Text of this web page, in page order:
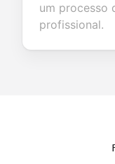
um processo
profissional.